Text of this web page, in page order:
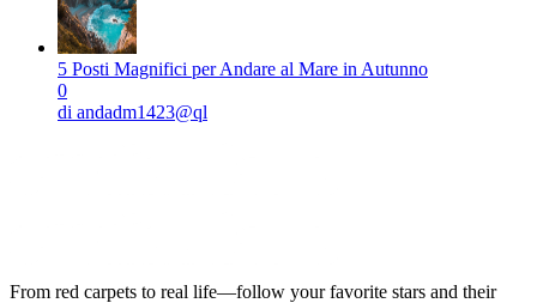
5 Posti Magnifici per Andare al Mare in Autunno
0
di andadm1423@ql
From red carpets to real life—follow your favorite stars and their